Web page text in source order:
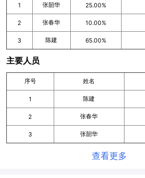
1 张韶华 25.00%
2 张春华 10.00%
3 陈建 65.00%
主要人员
序号 姓名
1 陈建
2 张春华
3 张韶华
查看更多